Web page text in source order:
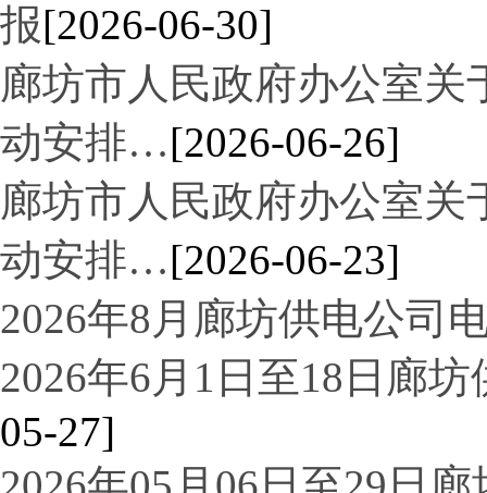
报[2026-06-30]
廊坊市人民政府办公室关
动安排…[2026-06-26]
廊坊市人民政府办公室关
动安排…[2026-06-23]
2026年8月廊坊供电公司
2026年6月1日至18日廊
05-27]